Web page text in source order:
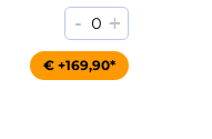
- 0 +
€ +169,90*